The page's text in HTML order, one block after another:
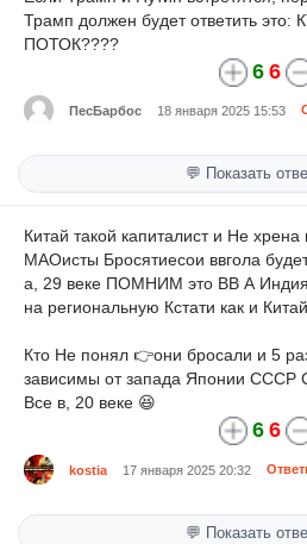
Трамп должен будет ответить
ПОТОК????
6 6
ПесБарбос 18 января 2025 15:53
💬 Показать
Китай такой капиталист и Не
МАОисты Бросятиесои ввгола
а, 29 веке ПОМНИМ это ВВ А Индия
на региональную Кстати как и
Кто Не понял 👉они бросали и 5
зависимы от запада Японии СССР
Все в, 20 веке 😆
6 6
kostia 17 января 2025 20:32
💬 Показать